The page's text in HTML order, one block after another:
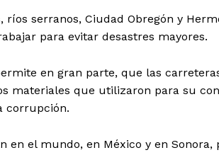
ríos serranos, Ciudad Obregón y
para evitar desastres mayores.
en gran parte, que las
materiales que utilizaron para su
corrupción.
en el mundo, en México y en Sonora,